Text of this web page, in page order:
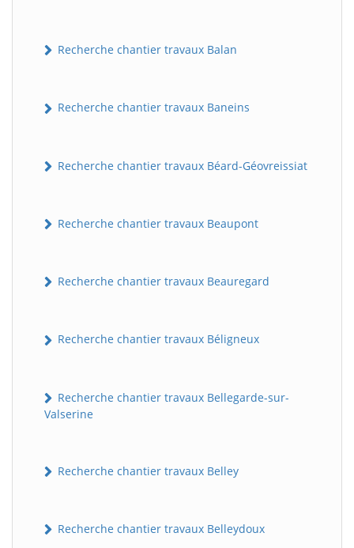
Recherche chantier travaux Balan
Recherche chantier travaux Baneins
Recherche chantier travaux Béard-Géovreissiat
Recherche chantier travaux Beaupont
Recherche chantier travaux Beauregard
Recherche chantier travaux Béligneux
Recherche chantier travaux Bellegarde-sur-
Valserine
Recherche chantier travaux Belley
Recherche chantier travaux Belleydoux